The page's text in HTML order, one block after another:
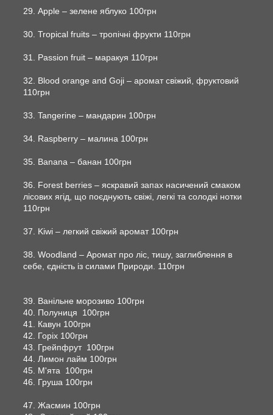
29. Apple – зелене яблуко 100грн
30. Tropical fruits – тропічні фрукти 110грн
31. Passion fruit – маракуя 110грн
32. Blood orange and Goji – аромат свіжий, фруктовий
110грн
33. Tangerine – мандарин 100грн
34. Raspberry – малина 100грн
35. Banana – банан 100грн
36. Forest berries – яскравий запах насичений смаком
лісових ягід, що поєднують свіжі, легкі та солодкі нотки
110грн
37. Kiwi – легкий свіжий аромат 100грн
38. Woodland – Аромат про ліс, тишу, заглиблення в
себе, єдність із силами Природи. 110грн
39. Ванільне морозиво 100грн
40. Полуниця 100грн
41. Кавун 100грн
42. Горіх 100грн
43. Грейпфрут 100грн
44. Лимон лайм 100грн
45. М'ята 100грн
46. Груша 100грн
47. Жасмин 100грн